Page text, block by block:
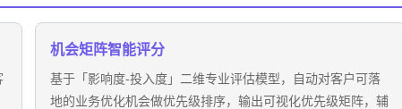
机会矩阵智能评分
基于「影响度-投入度」二维专业评估模型，自动对客户可落
地的业务优化机会做优先级排序，输出可视化优先级矩阵，辅